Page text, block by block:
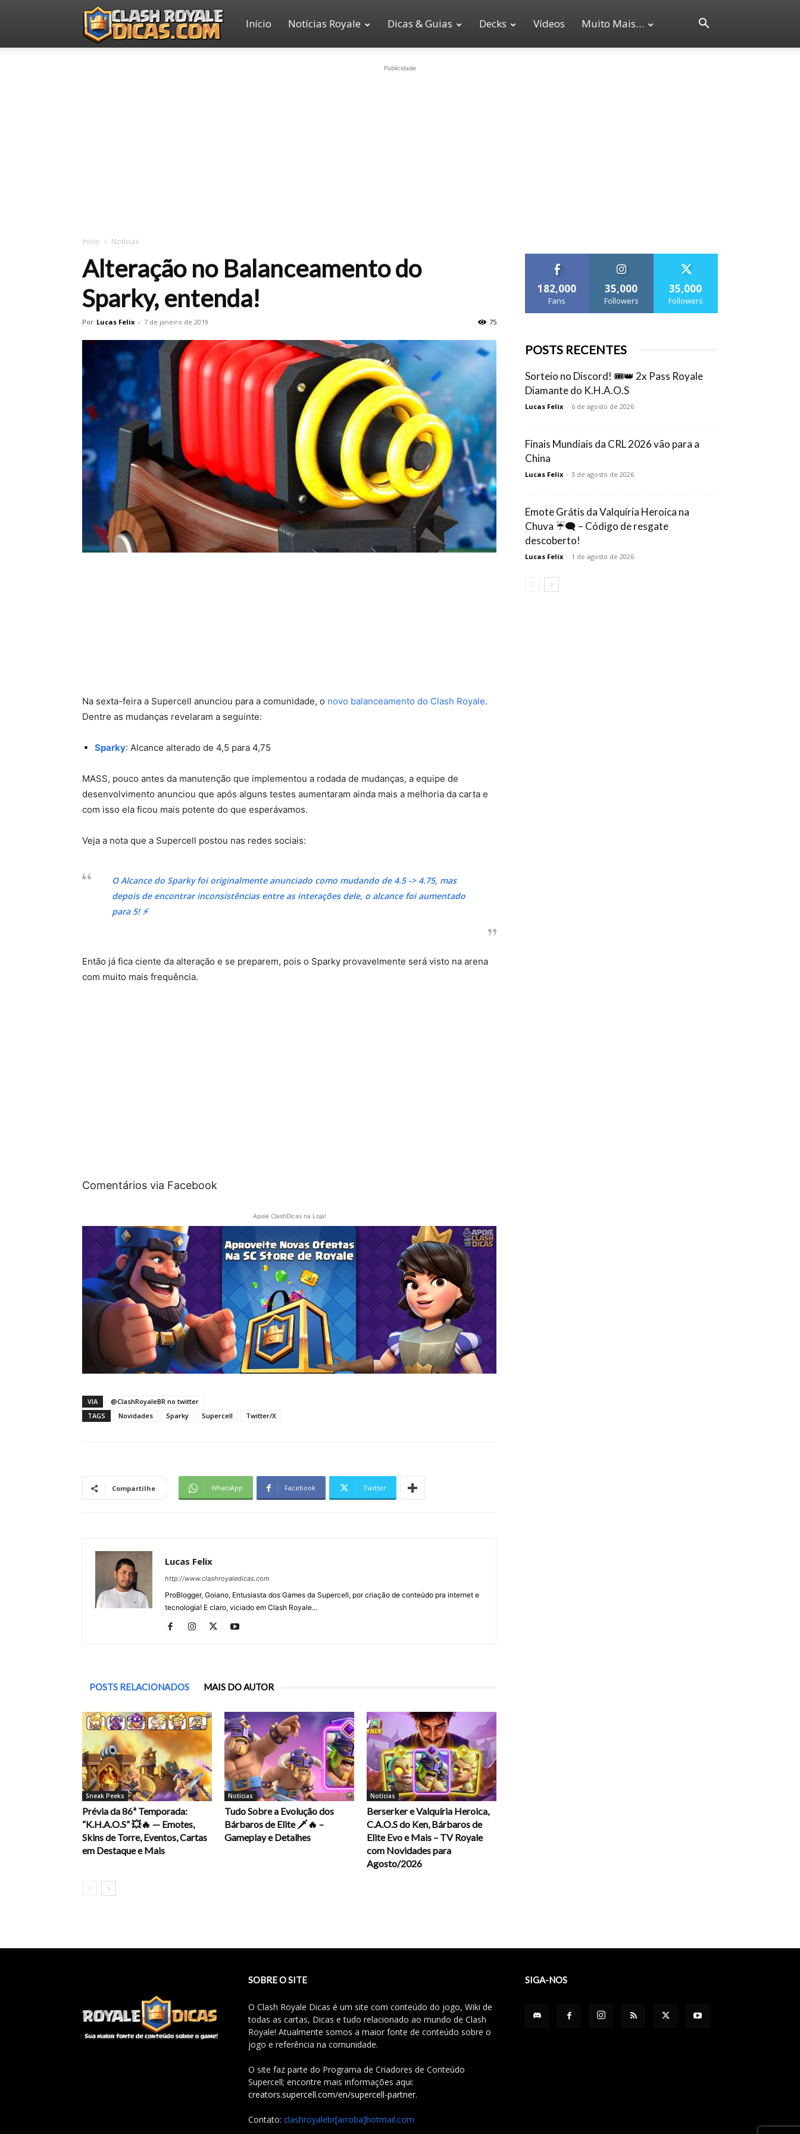
Clash
Início Notícias Royale Dicas & Guias Decks Vídeos Muito Mais…
Publicidade
Início Notícias
Alteração no Balanceamento do
Sparky, entenda!
Por Lucas Felix - 7 de janeiro de 2019 75
Na sexta-feira a Supercell anunciou para a comunidade, o novo balanceamento do Clash Royale.
Dentre as mudanças revelaram a seguinte:
Sparky: Alcance alterado de 4,5 para 4,75
MASS, pouco antes da manutenção que implementou a rodada de mudanças, a equipe de
desenvolvimento anunciou que após alguns testes aumentaram ainda mais a melhoria da carta e
com isso ela ficou mais potente do que esperávamos.
Veja a nota que a Supercell postou nas redes sociais:
O Alcance do Sparky foi originalmente anunciado como mudando de 4.5 -> 4.75, mas
depois de encontrar inconsistências entre as interações dele, o alcance foi aumentado
para 5! ⚡️
Então já fica ciente da alteração e se preparem, pois o Sparky provavelmente será visto na arena
com muito mais frequência.
Comentários via Facebook
Apoie ClashDicas na Loja!
VIA
@ClashRoyaleBR no twitter
TAGS
Novidades Sparky Supercell Twitter/X
Compartilhe WhatsApp Facebook Twitter
Lucas Felix
http://www.clashroyaledicas.com
ProBlogger, Goiano, Entusiasta dos Games da Supercell, por criação de conteúdo pra internet e
tecnologia! E claro, viciado em Clash Royale...
POSTS RELACIONADOS MAIS DO AUTOR
Sneak Peeks
Prévia da 86ª Temporada:
“K.H.A.O.S” 💥🔥 — Emotes,
Skins de Torre, Eventos, Cartas
em Destaque e Mais
Notícias
Tudo Sobre a Evolução dos
Bárbaros de Elite 🗡️🔥 –
Gameplay e Detalhes
Notícias
Berserker e Valquíria Heroica,
C.A.O.S do Ken, Bárbaros de
Elite Evo e Mais – TV Royale
com Novidades para
Agosto/2026
182,000
Fans
35,000
Followers
35,000
Followers
POSTS RECENTES
Sorteio no Discord! 🎟️👑 2x Pass Royale
Diamante do K.H.A.O.S
Lucas Felix - 6 de agosto de 2026
Finais Mundiais da CRL 2026 vão para a
China
Lucas Felix - 3 de agosto de 2026
Emote Grátis da Valquíria Heroica na
Chuva ☔🗨️ – Código de resgate
descoberto!
Lucas Felix - 1 de agosto de 2026
SOBRE O SITE
O Clash Royale Dicas é um site com conteúdo do jogo, Wiki de
todas as cartas, Dicas e tudo relacionado ao mundo de Clash
Royale! Atualmente somos a maior fonte de conteúdo sobre o
jogo e referência na comunidade.
O site faz parte do Programa de Criadores de Conteúdo
Supercell; encontre mais informações aqui:
creators.supercell.com/en/supercell-partner.
Contato: clashroyalebr[arroba]hotmail.com
SIGA-NOS